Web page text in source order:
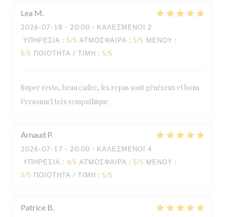
Lea M
2026-07-18 - 20:00 - ΚΑΛΕΣΜΈΝΟΙ 2
ΥΠΗΡΕΣΊΑ : 5/5 ΑΤΜΌΣΦΑΙΡΑ : 5/5 ΜΕΝΟΎ :
5/5 ΠΟΙΌΤΗΤΑ / ΤΙΜΉ : 5/5
Super resto, beau cadre, les repas sont généreux et bons.
Personnel très sympathique
Arnaud P
2026-07-17 - 20:00 - ΚΑΛΕΣΜΈΝΟΙ 4
ΥΠΗΡΕΣΊΑ : 4/5 ΑΤΜΌΣΦΑΙΡΑ : 5/5 ΜΕΝΟΎ :
5/5 ΠΟΙΌΤΗΤΑ / ΤΙΜΉ : 5/5
Patrice B